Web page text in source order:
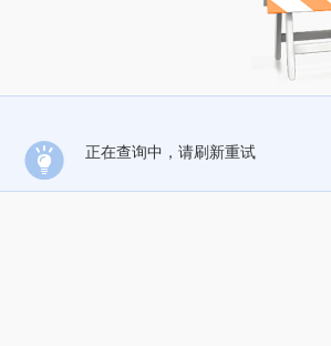
正在查询中，请刷新重试